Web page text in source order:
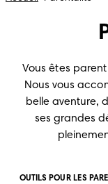
Vous êtes
Nous vous
belle aventure,
ses grandes
OUTILS POUR LES